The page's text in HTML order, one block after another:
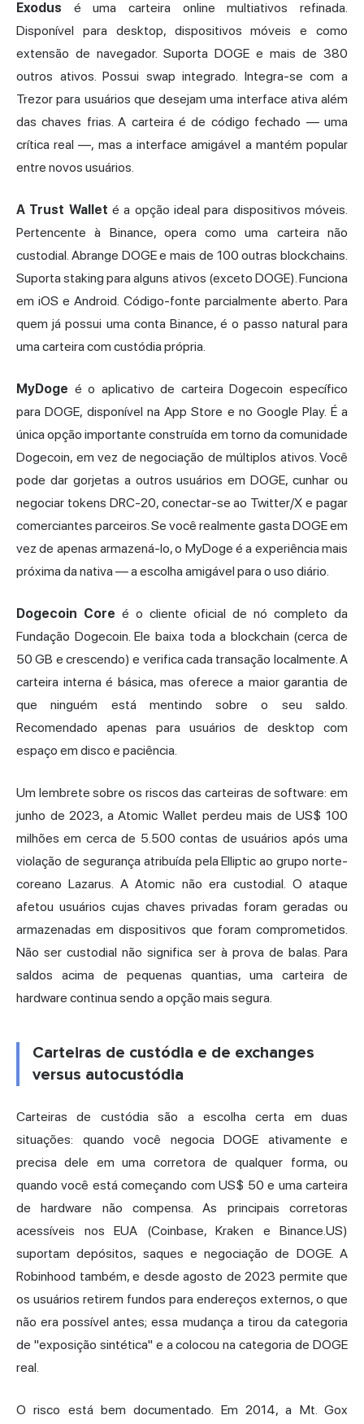
Exodus é uma carteira online multiativos refinada.
Disponível para desktop, dispositivos móveis e como
extensão de navegador. Suporta DOGE e mais de 380
outros ativos. Possui swap integrado. Integra-se com a
Trezor para usuários que desejam uma interface ativa além
das chaves frias. A carteira é de código fechado — uma
crítica real —, mas a interface amigável a mantém popular
entre novos usuários.
A Trust Wallet é a opção ideal para dispositivos móveis.
Pertencente à Binance, opera como uma carteira não
custodial. Abrange DOGE e mais de 100 outras blockchains.
Suporta staking para alguns ativos (exceto DOGE). Funciona
em iOS e Android. Código-fonte parcialmente aberto. Para
quem já possui uma conta Binance, é o passo natural para
uma carteira com custódia própria.
MyDoge é o aplicativo de carteira Dogecoin específico
para DOGE, disponível na App Store e no Google Play. É a
única opção importante construída em torno da comunidade
Dogecoin, em vez de negociação de múltiplos ativos. Você
pode dar gorjetas a outros usuários em DOGE, cunhar ou
negociar tokens DRC-20, conectar-se ao Twitter/X e pagar
comerciantes parceiros. Se você realmente gasta DOGE em
vez de apenas armazená-lo, o MyDoge é a experiência mais
próxima da nativa — a escolha amigável para o uso diário.
Dogecoin Core é o cliente oficial de nó completo da
Fundação Dogecoin. Ele baixa toda a blockchain (cerca de
50 GB e crescendo) e verifica cada transação localmente. A
carteira interna é básica, mas oferece a maior garantia de
que ninguém está mentindo sobre o seu saldo.
Recomendado apenas para usuários de desktop com
espaço em disco e paciência.
Um lembrete sobre os riscos das carteiras de software: em
junho de 2023, a Atomic Wallet perdeu mais de US$ 100
milhões em cerca de 5.500 contas de usuários após uma
violação de segurança atribuída pela Elliptic ao grupo norte-
coreano Lazarus. A Atomic não era custodial. O ataque
afetou usuários cujas chaves privadas foram geradas ou
armazenadas em dispositivos que foram comprometidos.
Não ser custodial não significa ser à prova de balas. Para
saldos acima de pequenas quantias, uma carteira de
hardware continua sendo a opção mais segura.
Carteiras de custódia e de exchanges
versus autocustódia
Carteiras de custódia são a escolha certa em duas
situações: quando você negocia DOGE ativamente e
precisa dele em uma corretora de qualquer forma, ou
quando você está começando com US$ 50 e uma carteira
de hardware não compensa. As principais corretoras
acessíveis nos EUA (Coinbase, Kraken e Binance.US)
suportam depósitos, saques e negociação de DOGE. A
Robinhood também, e desde agosto de 2023 permite que
os usuários retirem fundos para endereços externos, o que
não era possível antes; essa mudança a tirou da categoria
de "exposição sintética" e a colocou na categoria de DOGE
real.
O risco está bem documentado. Em 2014, a Mt. Gox